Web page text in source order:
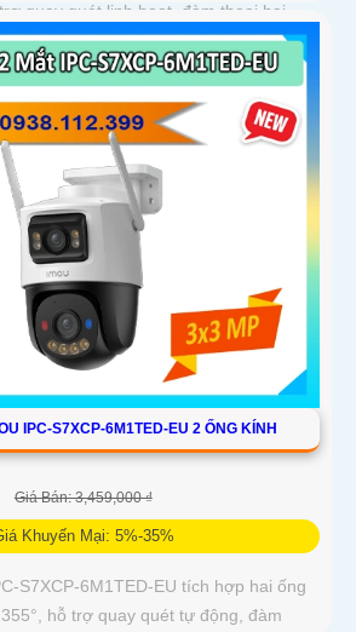
quay quét linh hoạt, đàm thoại hai
kép ban đêm. Tích hợp Wi-Fi 6, phát
thú cưng, cảnh báo vượt rào và
512GB
IPC-S7XCP-6M1TED-EU 2 ỐNG KÍNH
Giá Bán: 3,459,000 ₫
Khuyến Mại: 5%-35%
S7XCP-6M1TED-EU tích hợp hai ống
hỗ trợ quay quét tự động, đàm